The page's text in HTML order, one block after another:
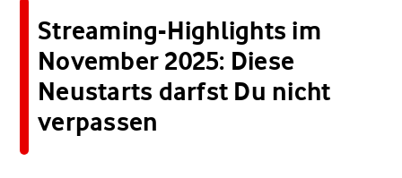
Streaming-Highlights im
November 2025: Diese
Neustarts darfst Du nicht
verpassen